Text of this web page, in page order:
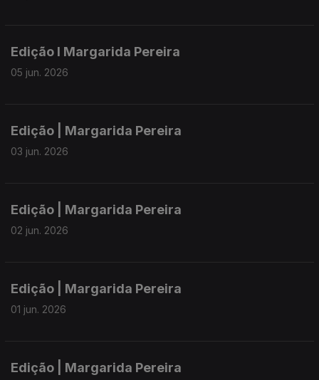
Edição I Margarida Pereira
05 jun. 2026
Edição | Margarida Pereira
03 jun. 2026
Edição | Margarida Pereira
02 jun. 2026
Edição | Margarida Pereira
01 jun. 2026
Edição | Margarida Pereira